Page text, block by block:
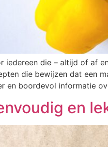
iedereen die – altijd of af
die bewijzen dat een
en boordevol informatie
en